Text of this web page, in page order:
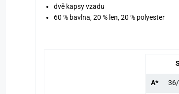
dvě kapsy vzadu
60 % bavlna, 20 % len, 20 % polyester
S
A*